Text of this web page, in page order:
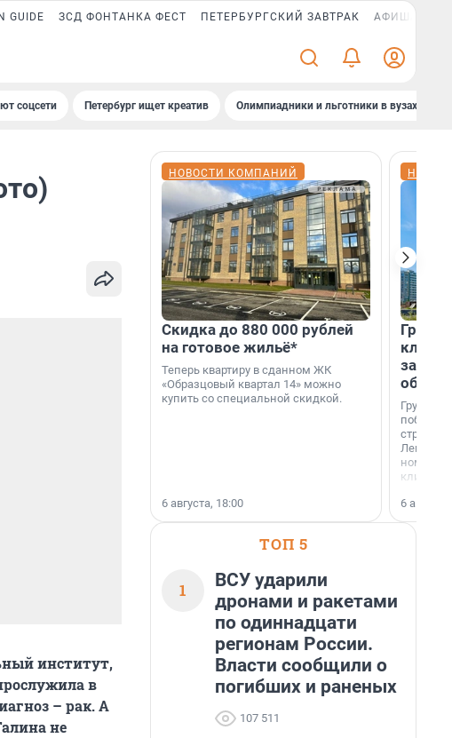
GUIDE ЗСД ФОНТАНКА ФЕСТ ПЕТЕРБУРГСКИЙ ЗАВТРАК АФИША PLUS
соцсети Петербург ищет креатив Олимпиадники и льготники в вузах СПб
институт,
в
– рак. А
не
НОВОСТИ КОМПАНИЙ
Скидка до 880 000 рублей
на готовое жильё*
Теперь квартиру в сданном ЖК
«Образцовый квартал 14» можно
купить со специальной скидкой.
6 августа, 18:00
Группа
области».
6
ТОП 5
1
ВСУ ударили
дронами и ракетами
по одиннадцати
регионам России.
Власти сообщили о
погибших и раненых
107 511